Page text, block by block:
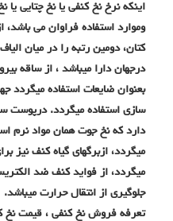
اینکه نرخ نخ کنفی یا نخ چتایی
وموارد استفاده فراوان می باشد،
کتان، دومین رتبه را در میان
درجهان دارا میباشد ، از ساقه
بعنوان ضایعات استفاده
سازی استفاده میگردد. درپوست
دارد که نخ جوت همان مواد نرم
میگردد، ازبرگهای گیاه کنف نیز
میگردد، از فواید کنف ضد
جلوگیری از انتقال حرارت میباشد.
تعرفه فروش نخ کنفی ، قیمت نخ